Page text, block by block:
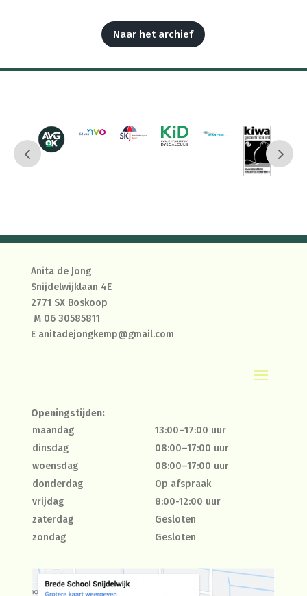
Naar het archief
Anita de Jong
Snijdelwijklaan 4E
2771 SX Boskoop
M 06 30585811
E anitadejongkemp@gmail.com
Openingstijden:
maandag
13:00–17:00 uur
dinsdag
08:00–17:00 uur
woensdag
08:00–17:00 uur
donderdag
Op afspraak
vrijdag
8:00-12:00 uur
zaterdag
Gesloten
zondag
Gesloten